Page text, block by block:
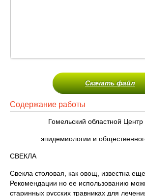
Скачать файл
Содержание работы
Гомельский областной Центр
эпидемиологии и
СВЕКЛА
Свекла столовая, как овощ, известна
Рекомендации но ее использованию
старинных русских травниках для